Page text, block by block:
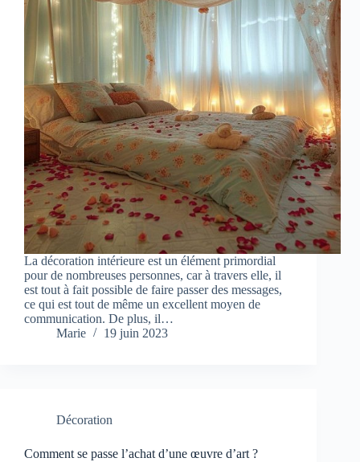
La décoration intérieure est un élément primordial
pour de nombreuses personnes, car à travers elle, il
est tout à fait possible de faire passer des messages,
ce qui est tout de même un excellent moyen de
communication. De plus, il…
Marie
19 juin 2023
Décoration
Comment se passe l’achat d’une œuvre d’art ?